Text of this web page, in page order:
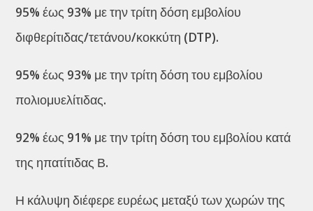
95% έως 93% με την τρίτη δόση εμβολίου
διφθερίτιδας/τετάνου/κοκκύτη (DTP).
95% έως 93% με την τρίτη δόση του εμβολίου
πολιομυελίτιδας.
92% έως 91% με την τρίτη δόση του εμβολίου κατά
της ηπατίτιδας Β.
Η κάλυψη διέφερε ευρέως μεταξύ των χωρών της